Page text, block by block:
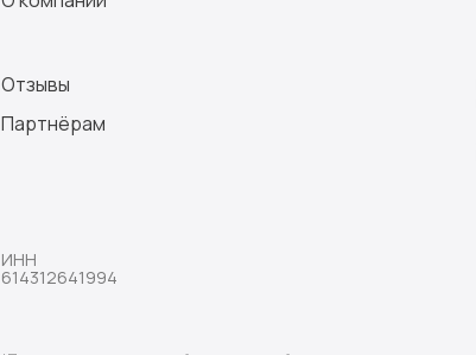
Отзывы
Партнёрам
ИНН
614312641994